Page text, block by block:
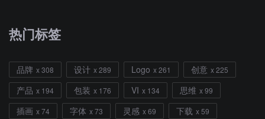
热门标签
品牌 x 308 设计 x 289 Logo x 261 创意 x 225
产品 x 194 包装 x 176 VI x 134 思维 x 99
插画 x 74 字体 x 73 灵感 x 69 下载 x 59